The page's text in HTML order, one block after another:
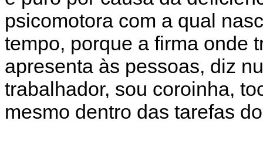
psicomotora com a qual
tempo, porque a firma onde
apresenta às pessoas, diz
trabalhador, sou coroinha,
mesmo dentro das tarefas